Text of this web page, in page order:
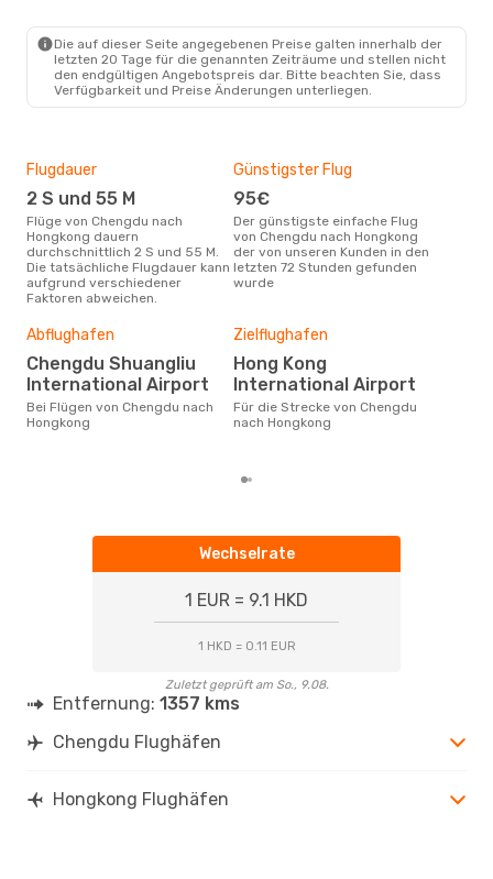
Die auf dieser Seite angegebenen Preise galten innerhalb der
letzten 20 Tage für die genannten Zeiträume und stellen nicht
den endgültigen Angebotspreis dar. Bitte beachten Sie, dass
Verfügbarkeit und Preise Änderungen unterliegen.
Flugdauer
2 S und 55 M
Flüge von Chengdu nach
Hongkong dauern
durchschnittlich 2 S und 55 M.
Die tatsächliche Flugdauer kann
aufgrund verschiedener
Faktoren abweichen.
Günstigster Flug
95€
Der günstigste einfache Flug
von Chengdu nach Hongkong
der von unseren Kunden in den
letzten 72 Stunden gefunden
wurde
Abflughafen
Chengdu Shuangliu
International Airport
Bei Flügen von Chengdu nach
Hongkong
Zielflughafen
Hong Kong
International Airport
Für die Strecke von Chengdu
nach Hongkong
Wechselrate
1 EUR = 9.1 HKD
1 HKD = 0.11 EUR
Zuletzt geprüft am So., 9.08.
Entfernung: 1357 kms
Chengdu Flughäfen
Hongkong Flughäfen